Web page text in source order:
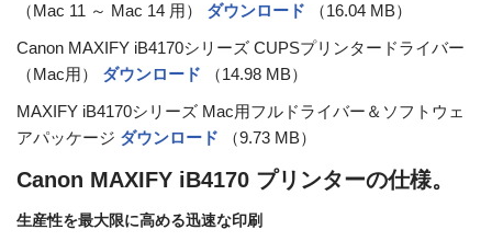
（Mac 11 ～ Mac 14 用） ダウンロード
（16.04 MB）
Canon MAXIFY iB4170シリーズ CUPSプリンタードライバー
（Mac用） ダウンロード
（14.98 MB）
MAXIFY iB4170シリーズ Mac用フルドライバー＆ソフトウェ
アパッケージ ダウンロード （9.73 MB）
Canon MAXIFY iB4170 プリンターの仕様。
生産性を最大限に高める迅速な印刷